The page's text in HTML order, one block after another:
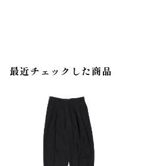
最近チェックした商品